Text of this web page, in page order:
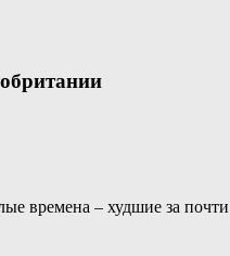
времена – худшие за почти